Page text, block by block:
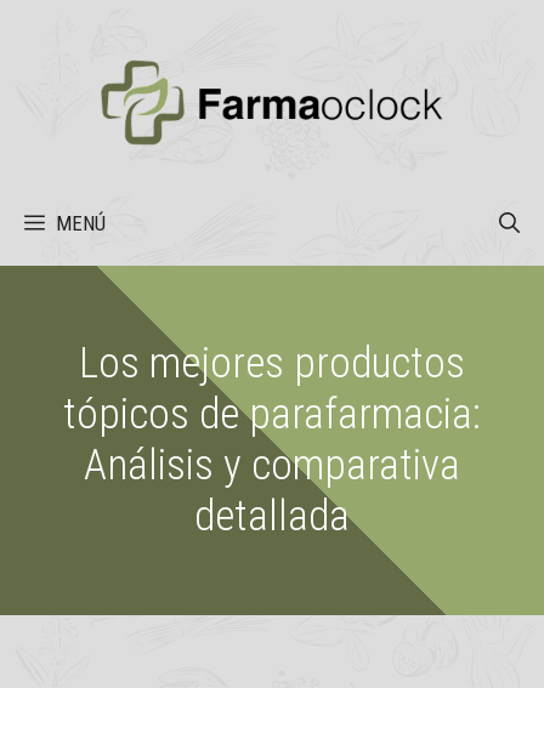
MENÚ
Los mejores productos
tópicos de parafarmacia:
Análisis y comparativa
detallada